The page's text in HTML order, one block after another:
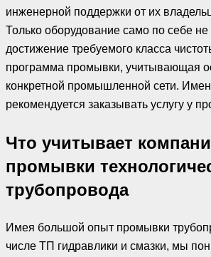
инженерной поддержки от их
Только оборудование само по себе
достижение требуемого класса
программа промывки, учитывающая
конкретной промышленной сети.
рекомендуется заказывать услугу у
Что учитывает
промывки
трубопровода
Имея большой опыт промывки
числе ТП гидравлики и смазки, мы